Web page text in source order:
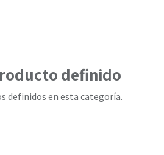
definido
definidos en esta categoría.